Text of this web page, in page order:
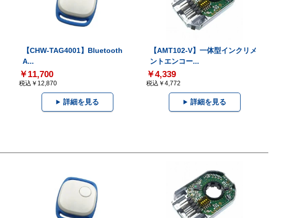
【CHW-TAG4001】Bluetooth
A...
￥11,700
税込￥12,870
詳細を見る
【AMT102-V】一体型インクリメ
ントエンコー...
￥4,339
税込￥4,772
詳細を見る